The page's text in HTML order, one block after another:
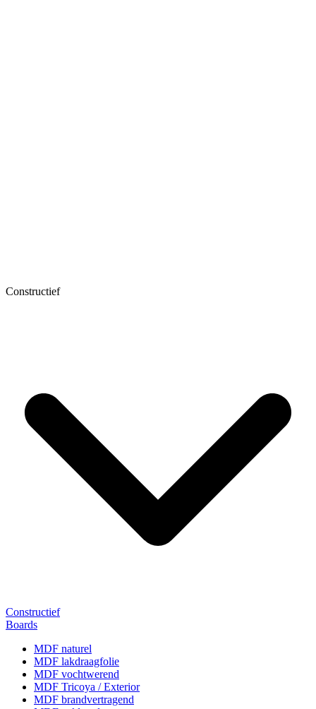
Constructief
Constructief
Boards
MDF naturel
MDF lakdraagfolie
MDF vochtwerend
MDF Tricoya / Exterior
MDF brandvertragend